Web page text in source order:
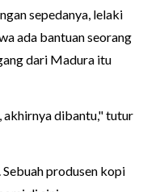
sepedanya, lelaki
ada bantuan seorang
dari Madura itu
akhirnya dibantu," tutur
produsen kopi